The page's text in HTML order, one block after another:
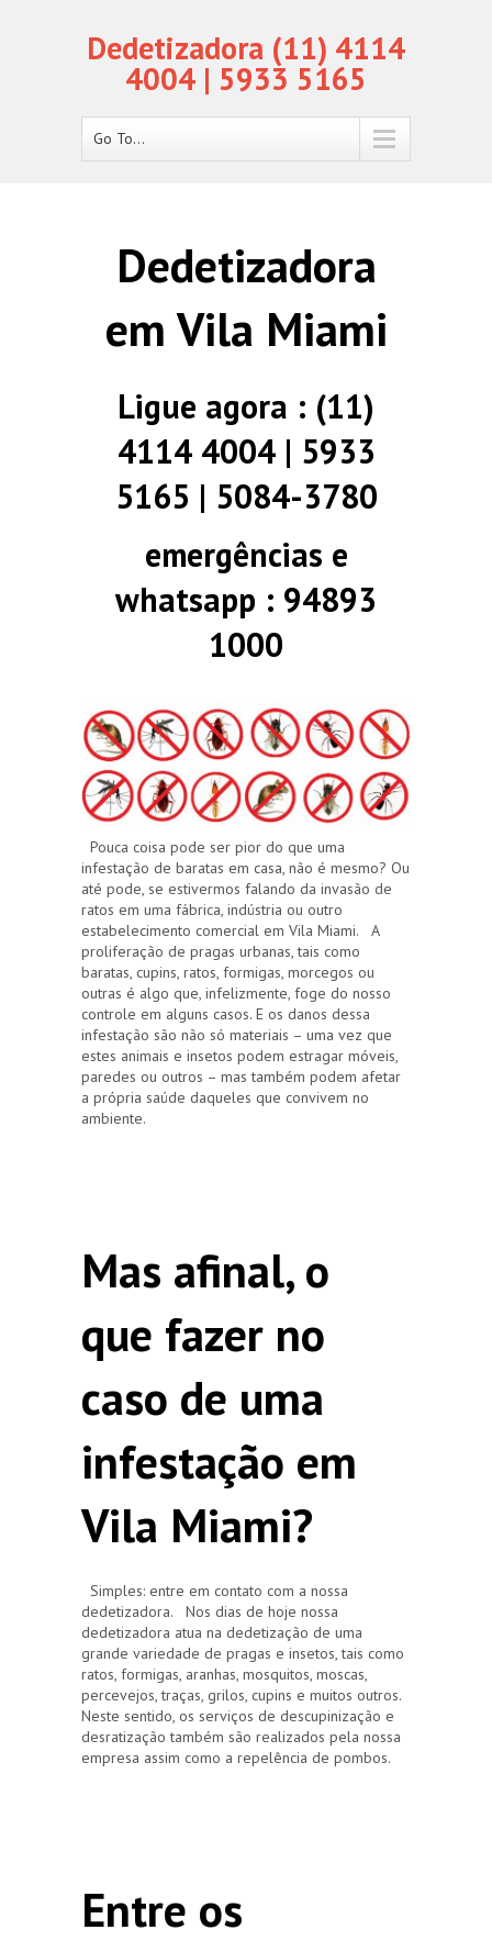
Dedetizadora (11) 4114
4004 | 5933 5165
Go To...
Dedetizadora
em Vila Miami
Ligue agora : (11)
4114 4004 | 5933
5165 | 5084-3780
emergências e
whatsapp : 94893
1000
Pouca coisa pode ser pior do que uma
infestação de baratas em casa, não é mesmo? Ou
até pode, se estivermos falando da invasão de
ratos em uma fábrica, indústria ou outro
estabelecimento comercial em Vila Miami. A
proliferação de pragas urbanas, tais como
baratas, cupins, ratos, formigas, morcegos ou
outras é algo que, infelizmente, foge do nosso
controle em alguns casos. E os danos dessa
infestação são não só materiais – uma vez que
estes animais e insetos podem estragar móveis,
paredes ou outros – mas também podem afetar
a própria saúde daqueles que convivem no
ambiente.
Mas afinal, o
que fazer no
caso de uma
infestação em
Vila Miami?
Simples: entre em contato com a nossa
dedetizadora. Nos dias de hoje nossa
dedetizadora atua na dedetização de uma
grande variedade de pragas e insetos, tais como
ratos, formigas, aranhas, mosquitos, moscas,
percevejos, traças, grilos, cupins e muitos outros.
Neste sentido, os serviços de descupinização e
desratização também são realizados pela nossa
empresa assim como a repelência de pombos.
Entre os